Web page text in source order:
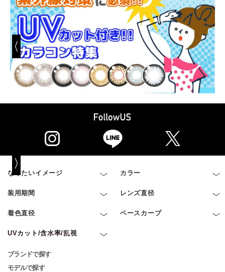
なりたいイメージ カラー
装用期間 レンズ直径
着色直径 ベースカーブ
UVカット/含水率/乱視
ブランドで探す
モデルで探す